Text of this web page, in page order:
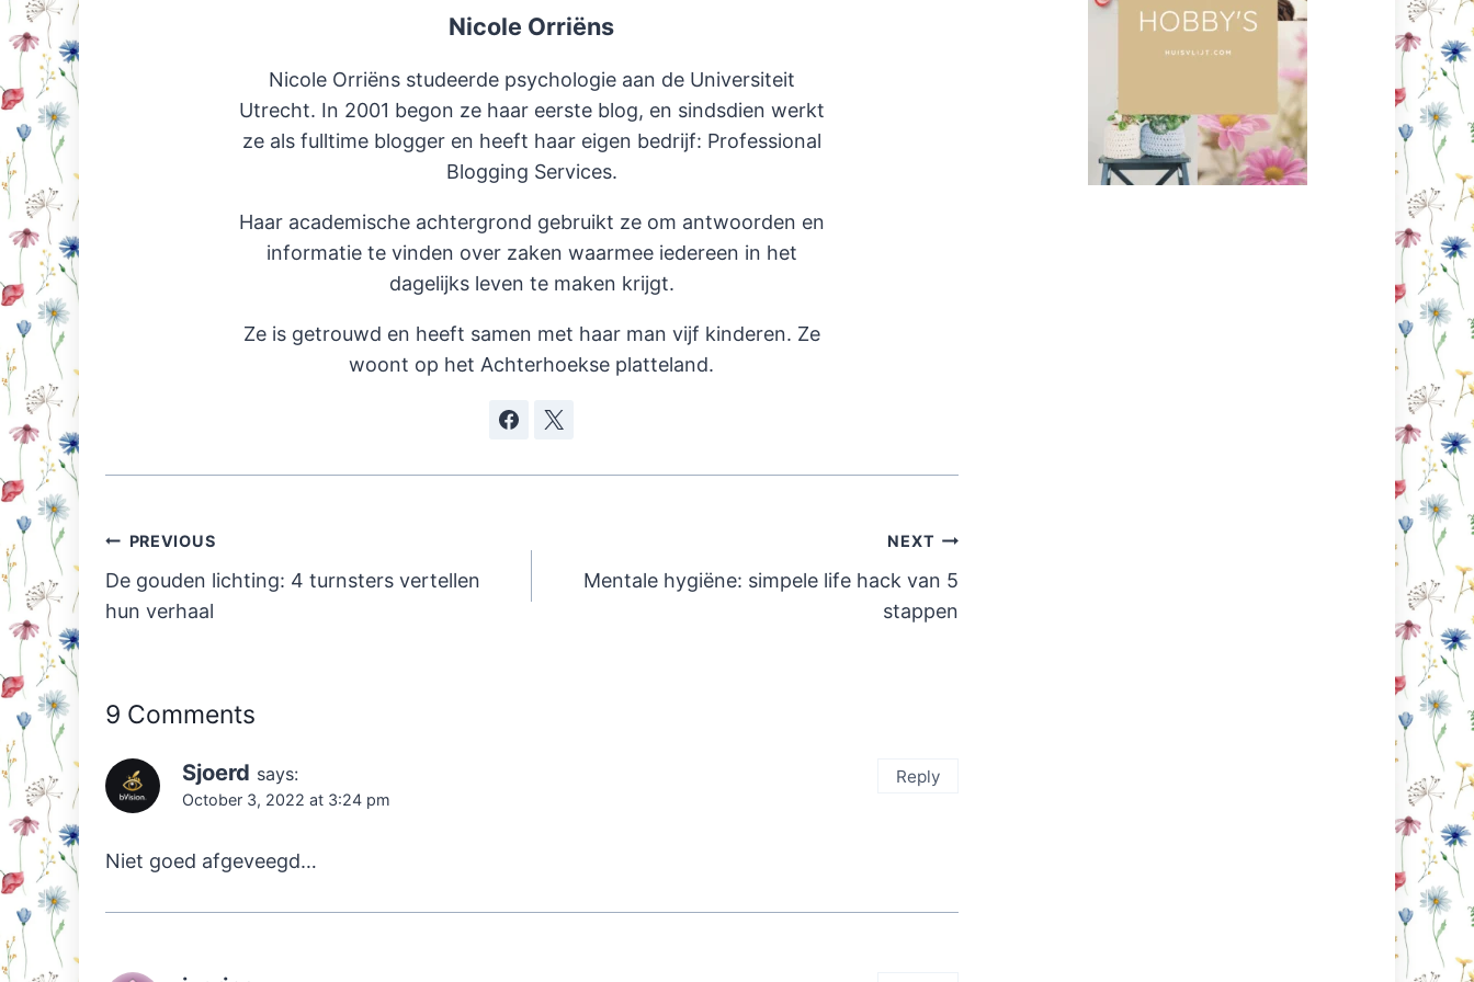
Nicole Orriëns
Nicole Orriëns studeerde psychologie aan de Universiteit
Utrecht. In 2001 begon ze haar eerste blog, en sindsdien werkt
ze als fulltime blogger en heeft haar eigen bedrijf: Professional
Blogging Services.
Haar academische achtergrond gebruikt ze om antwoorden en
informatie te vinden over zaken waarmee iedereen in het
dagelijks leven te maken krijgt.
Ze is getrouwd en heeft samen met haar man vijf kinderen. Ze
woont op het Achterhoekse platteland.
Post
navigation
PREVIOUS
De gouden lichting: 4 turnsters vertellen
hun verhaal
NEXT
Mentale hygiëne: simpele life hack van 5
stappen
9 Comments
Sjoerd says:
October 3, 2022 at 3:24 pm
Niet goed afgeveegd…
Reply